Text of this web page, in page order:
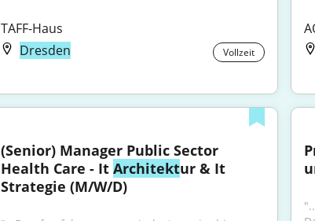
TAFF-Haus
Dresden
Vollzeit
(Senior) Manager Public Sector
Health Care - It Architektur & It
Strategie (M/W/D)